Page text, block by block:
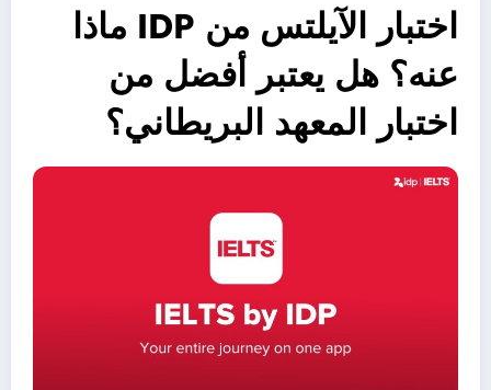
اختبار الآيلتس من IDP ماذا
عنه؟ هل يعتبر أفضل من
اختبار المعهد البريطاني؟